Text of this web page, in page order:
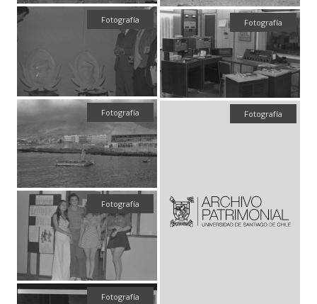
Fotografía Fotografía
Fotografía Fotografía
Fotografía
Fotografía